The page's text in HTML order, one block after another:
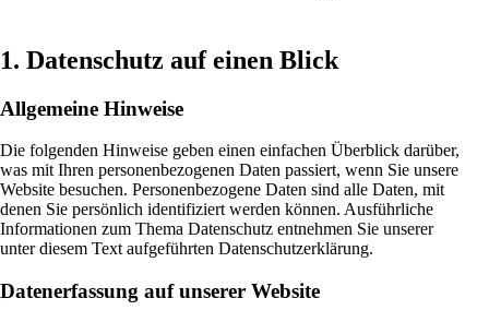
1. Datenschutz auf einen Blick
Allgemeine Hinweise
Die folgenden Hinweise geben einen einfachen Überblick darüber,
was mit Ihren personenbezogenen Daten passiert, wenn Sie unsere
Website besuchen. Personenbezogene Daten sind alle Daten, mit
denen Sie persönlich identifiziert werden können. Ausführliche
Informationen zum Thema Datenschutz entnehmen Sie unserer
unter diesem Text aufgeführten Datenschutzerklärung.
Datenerfassung auf unserer Website